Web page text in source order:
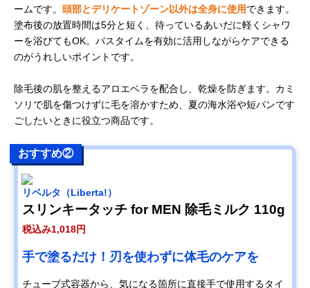
ームです。 頭部とデリケートゾーン以外は全身に使用できます。
塗布後の放置時間は5分と短く、待っているあいだに軽くシャワ
ーを浴びてもOK。バスタイムを有効に活用しながらケアできる
のがうれしいポイントです。
除毛後の肌を整えるアロエベラを配合し、乾燥を防ぎます。カミ
ソリで肌を傷つけずに毛を溶かすため、夏の海水浴や短パンです
ごしたいときに役立つ商品です。
おすすめ②
リベルタ（Liberta!）
スリンキータッチ for MEN 除毛ミルク 110g
税込み1,018円
手で塗るだけ！刃を使わずに体毛のケアを
チューブ式容器から、気になる箇所に直接手で使用するタイ